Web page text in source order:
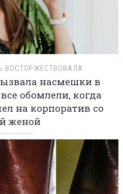
ВОСТОРЖЕСТВОВАЛА
насмешки в
обомлели, когда
на корпоратив со
женой